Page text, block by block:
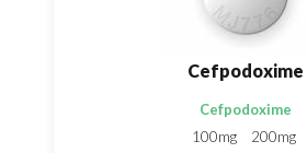
Cefpodoxime
Cefpodoxime
100mg
200mg